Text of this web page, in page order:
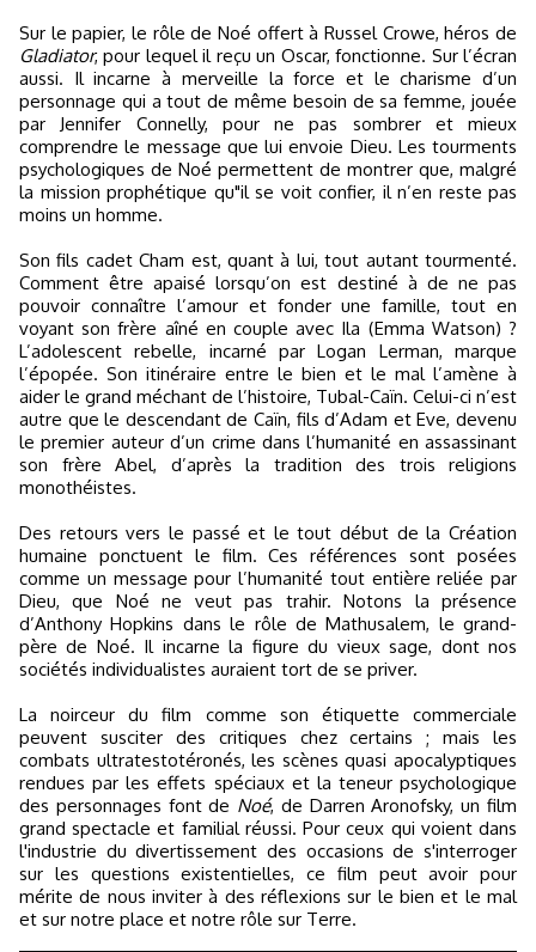
Sur le papier, le rôle de Noé offert à Russel Crowe, héros de
Gladiator, pour lequel il reçu un Oscar, fonctionne. Sur l’écran
aussi. Il incarne à merveille la force et le charisme d’un
personnage qui a tout de même besoin de sa femme, jouée
par Jennifer Connelly, pour ne pas sombrer et mieux
comprendre le message que lui envoie Dieu. Les tourments
psychologiques de Noé permettent de montrer que, malgré
la mission prophétique qu"il se voit confier, il n’en reste pas
moins un homme.
Son fils cadet Cham est, quant à lui, tout autant tourmenté.
Comment être apaisé lorsqu’on est destiné à de ne pas
pouvoir connaître l’amour et fonder une famille, tout en
voyant son frère aîné en couple avec Ila (Emma Watson) ?
L’adolescent rebelle, incarné par Logan Lerman, marque
l’épopée. Son itinéraire entre le bien et le mal l’amène à
aider le grand méchant de l’histoire, Tubal-Caïn. Celui-ci n’est
autre que le descendant de Caïn, fils d’Adam et Eve, devenu
le premier auteur d’un crime dans l’humanité en assassinant
son frère Abel, d’après la tradition des trois religions
monothéistes.
Des retours vers le passé et le tout début de la Création
humaine ponctuent le film. Ces références sont posées
comme un message pour l’humanité tout entière reliée par
Dieu, que Noé ne veut pas trahir. Notons la présence
d’Anthony Hopkins dans le rôle de Mathusalem, le grand-
père de Noé. Il incarne la figure du vieux sage, dont nos
sociétés individualistes auraient tort de se priver.
La noirceur du film comme son étiquette commerciale
peuvent susciter des critiques chez certains ; mais les
combats ultratestotéronés, les scènes quasi apocalyptiques
rendues par les effets spéciaux et la teneur psychologique
des personnages font de Noé, de Darren Aronofsky, un film
grand spectacle et familial réussi. Pour ceux qui voient dans
l'industrie du divertissement des occasions de s'interroger
sur les questions existentielles, ce film peut avoir pour
mérite de nous inviter à des réflexions sur le bien et le mal
et sur notre place et notre rôle sur Terre.